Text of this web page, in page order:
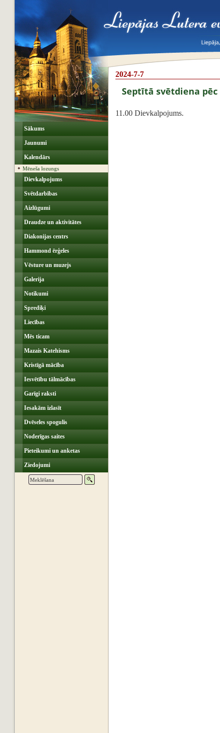
Sākums
Jaunumi
Kalendārs
Mēneša lozungs
Dievkalpojums
Svētdarbības
Aizlūgumi
Draudze un aktivitātes
Diakonijas centrs
Hammond ērģeles
Vēsture un muzejs
Galerija
Notikumi
Sprediķi
Liecības
Mēs ticam
Mazais Katehisms
Kristīgā mācība
Iesvētību tālmācības
Garīgi raksti
Iesakām izlasīt
Dvēseles spogulis
Noderīgas saites
Pieteikumi un anketas
Ziedojumi
2024-7-7
Septītā svētdiena
11.00 Dievkalpojums.